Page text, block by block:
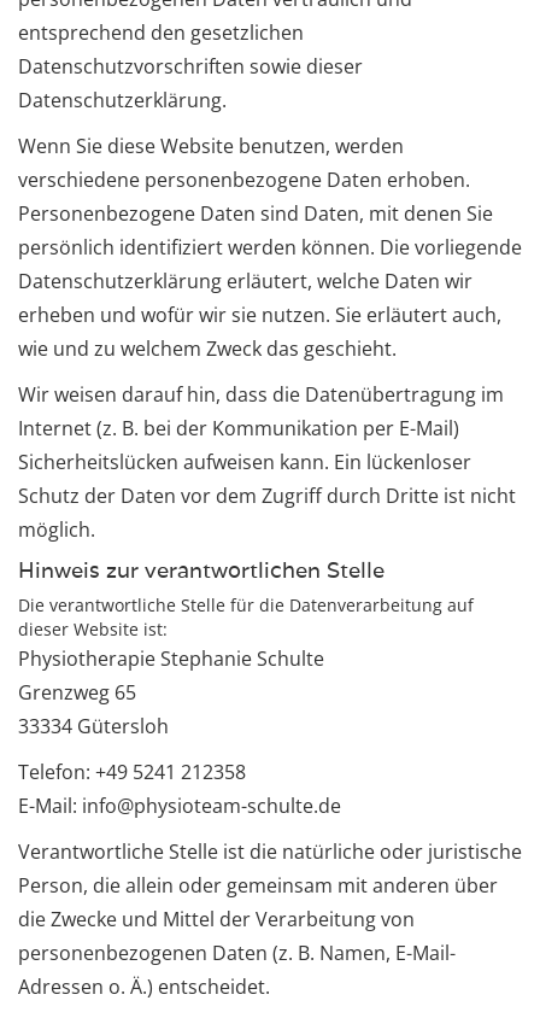
entsprechend den gesetzlichen
Datenschutzvorschriften sowie dieser
Datenschutzerklärung.
Wenn Sie diese Website benutzen, werden
verschiedene personenbezogene Daten erhoben.
Personenbezogene Daten sind Daten, mit denen Sie
persönlich identifiziert werden können. Die vorliegende
Datenschutzerklärung erläutert, welche Daten wir
erheben und wofür wir sie nutzen. Sie erläutert auch,
wie und zu welchem Zweck das geschieht.
Wir weisen darauf hin, dass die Datenübertragung im
Internet (z. B. bei der Kommunikation per E-Mail)
Sicherheitslücken aufweisen kann. Ein lückenloser
Schutz der Daten vor dem Zugriff durch Dritte ist nicht
möglich.
Hinweis zur verantwortlichen Stelle
Die verantwortliche Stelle für die Datenverarbeitung auf
dieser Website ist:
Physiotherapie Stephanie Schulte
Grenzweg 65
33334 Gütersloh
Telefon: +49 5241 212358
E-Mail: info@physioteam-schulte.de
Verantwortliche Stelle ist die natürliche oder juristische
Person, die allein oder gemeinsam mit anderen über
die Zwecke und Mittel der Verarbeitung von
personenbezogenen Daten (z. B. Namen, E-Mail-
Adressen o. Ä.) entscheidet.